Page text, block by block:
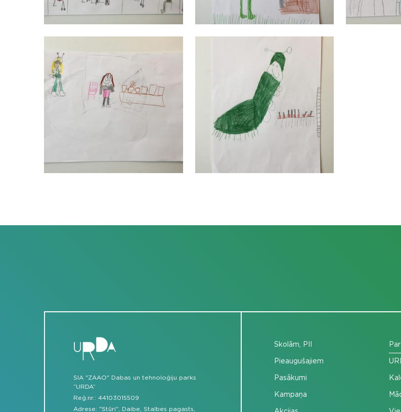
SIA "ZAAO" Dabas un tehnoloģiju parks
“URDA”
Reģ.nr.: 44103015509
Adrese: "Stūri", Daibe, Stalbes pagasts,
Skolām, PII
Pieaugušajiem
Pasākumi
Kampaņa